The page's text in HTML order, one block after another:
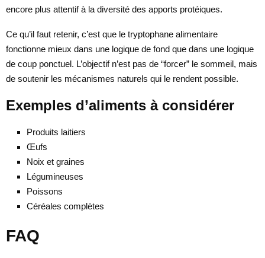
encore plus attentif à la diversité des apports protéiques.
Ce qu’il faut retenir, c’est que le tryptophane alimentaire
fonctionne mieux dans une logique de fond que dans une logique
de coup ponctuel. L’objectif n’est pas de “forcer” le sommeil, mais
de soutenir les mécanismes naturels qui le rendent possible.
Exemples d’aliments à considérer
Produits laitiers
Œufs
Noix et graines
Légumineuses
Poissons
Céréales complètes
FAQ